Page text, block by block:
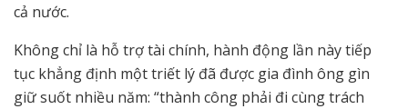
cả nước.
Không chỉ là hỗ trợ tài chính, hành động lần này tiếp
tục khẳng định một triết lý đã được gia đình ông gìn
giữ suốt nhiều năm: “thành công phải đi cùng trách